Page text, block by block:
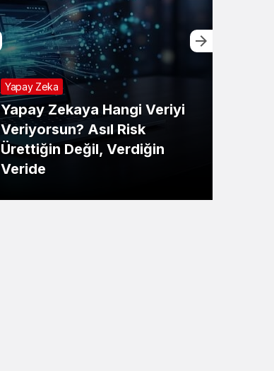
Yapay Zeka
Yapay Zekaya Hangi Veriyi
Veriyorsun? Asıl Risk
Ürettiğin Değil, Verdiğin
Veride